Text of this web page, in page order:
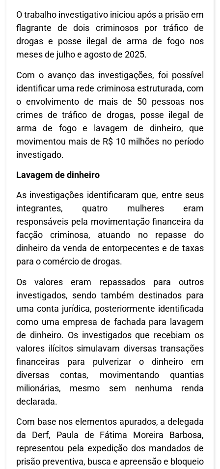
O trabalho investigativo iniciou após a prisão em
flagrante de dois criminosos por tráfico de
drogas e posse ilegal de arma de fogo nos
meses de julho e agosto de 2025.
Com o avanço das investigações, foi possível
identificar uma rede criminosa estruturada, com
o envolvimento de mais de 50 pessoas nos
crimes de tráfico de drogas, posse ilegal de
arma de fogo e lavagem de dinheiro, que
movimentou mais de R$ 10 milhões no período
investigado.
Lavagem de dinheiro
As investigações identificaram que, entre seus
integrantes, quatro mulheres eram
responsáveis pela movimentação financeira da
facção criminosa, atuando no repasse do
dinheiro da venda de entorpecentes e de taxas
para o comércio de drogas.
Os valores eram repassados para outros
investigados, sendo também destinados para
uma conta jurídica, posteriormente identificada
como uma empresa de fachada para lavagem
de dinheiro. Os investigados que recebiam os
valores ilícitos simulavam diversas transações
financeiras para pulverizar o dinheiro em
diversas contas, movimentando quantias
milionárias, mesmo sem nenhuma renda
declarada.
Com base nos elementos apurados, a delegada
da Derf, Paula de Fátima Moreira Barbosa,
representou pela expedição dos mandados de
prisão preventiva, busca e apreensão e bloqueio